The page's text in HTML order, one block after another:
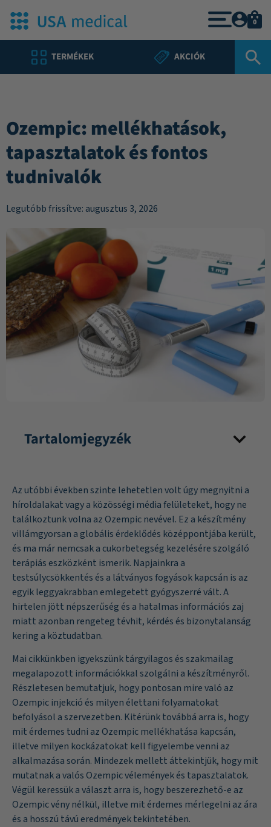
TERMÉKEK AKCIÓK
0
Ozempic: mellékhatások,
tapasztalatok és fontos
tudnivalók
Legutóbb frissítve: augusztus 3, 2026
Tartalomjegyzék
Az utóbbi években szinte lehetetlen volt úgy megnyitni a
híroldalakat vagy a közösségi média felületeket, hogy ne
találkoztunk volna az Ozempic nevével. Ez a készítmény
villámgyorsan a globális érdeklődés középpontjába került,
és ma már nemcsak a cukorbetegség kezelésére szolgáló
terápiás eszközként ismerik. Napjainkra a
testsúlycsökkentés és a látványos fogyások kapcsán is az
egyik leggyakrabban emlegetett gyógyszerré vált. A
hirtelen jött népszerűség és a hatalmas információs zaj
miatt azonban rengeteg tévhit, kérdés és bizonytalanság
kering a köztudatban.
Mai cikkünkben igyekszünk tárgyilagos és szakmailag
megalapozott információkkal szolgálni a készítményről.
Részletesen bemutatjuk, hogy pontosan mire való az
Ozempic injekció és milyen élettani folyamatokat
befolyásol a szervezetben. Kitérünk továbbá arra is, hogy
mit érdemes tudni az Ozempic mellékhatása kapcsán,
illetve milyen kockázatokat kell figyelembe venni az
alkalmazása során. Mindezek mellett áttekintjük, hogy mit
mutatnak a valós Ozempic vélemények és tapasztalatok.
Végül keressük a választ arra is, hogy beszerezhető-e az
Ozempic vény nélkül, illetve mit érdemes mérlegelni az ára
és a hosszú távú eredmények tekintetében.